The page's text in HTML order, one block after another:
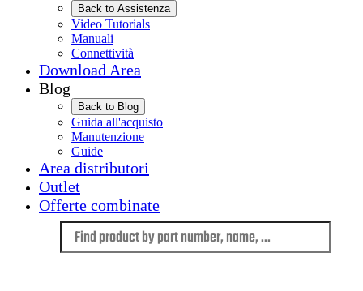
Back to Assistenza
Video Tutorials
Manuali
Connettività
Download Area
Blog
Back to Blog
Guida all'acquisto
Manutenzione
Guide
Area distributori
Outlet
Offerte combinate